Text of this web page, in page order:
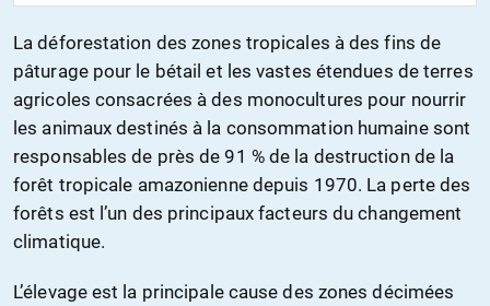
La déforestation des zones tropicales à des fins de
pâturage pour le bétail et les vastes étendues de terres
agricoles consacrées à des monocultures pour nourrir
les animaux destinés à la consommation humaine sont
responsables de près de 91 % de la destruction de la
forêt tropicale amazonienne depuis 1970. La perte des
forêts est l’un des principaux facteurs du changement
climatique.
L’élevage est la principale cause des zones décimées